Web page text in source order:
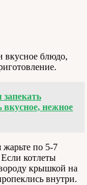
вкусное блюдо,
вкусное, нежное
по 5-7
котлеты
крышкой на
внутри.